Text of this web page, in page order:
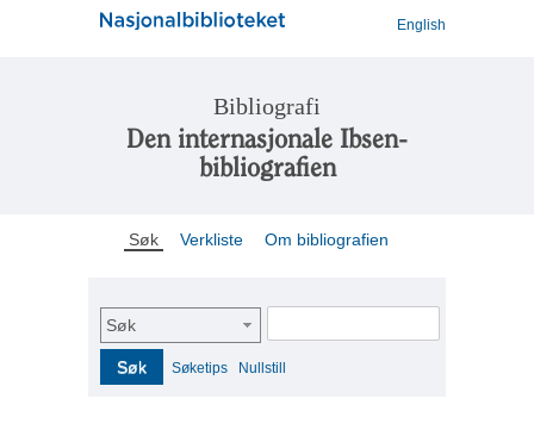
English
Bibliografi
Den internasjonale Ibsen-
bibliografien
Søk Verkliste Om bibliografien
Søk
Søk Søketips Nullstill